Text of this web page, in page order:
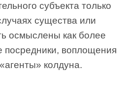
субъекта только
существа или
осмыслены как более
посредники, воплощения
колдуна.